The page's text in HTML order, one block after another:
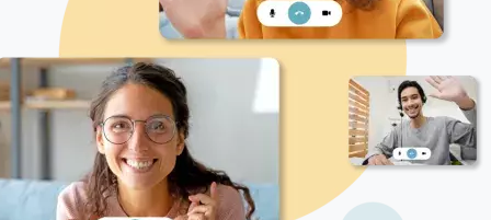
(Österreich) und setze meine Karriere dort fort. Ich
unterrichte derzeit IELTS, TOEFL und PTE. Mit meinem
Engagement für qualitativ hochwertigen Unterricht,
meiner interkulturellen Kompetenz und meiner
Leidenschaft für Geschichte, Kultur und Literatur.